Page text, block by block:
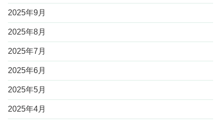
2025年9月
2025年8月
2025年7月
2025年6月
2025年5月
2025年4月